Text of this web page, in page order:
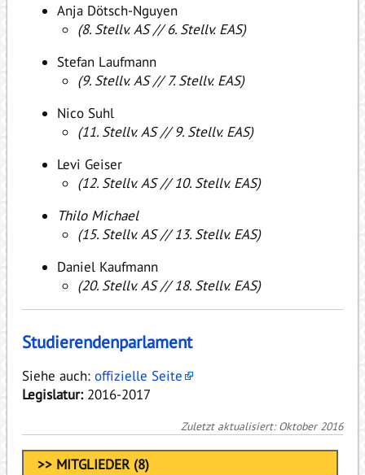
Anja Dötsch-Nguyen
(8. Stellv. AS // 6. Stellv. EAS)
Stefan Laufmann
(9. Stellv. AS // 7. Stellv. EAS)
Nico Suhl
(11. Stellv. AS // 9. Stellv. EAS)
Levi Geiser
(12. Stellv. AS // 10. Stellv. EAS)
Thilo Michael
(15. Stellv. AS // 13. Stellv. EAS)
Daniel Kaufmann
(20. Stellv. AS // 18. Stellv. EAS)
Studierendenparlament
Siehe auch: offizielle Seite
Legislatur:2016-2017
Zuletzt aktualisiert: Oktober 2016
>> MITGLIEDER (8)